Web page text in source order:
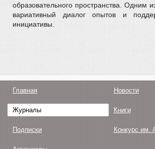
образовательного пространства. Одним
вариативный диалог опытов и
инициативы.
Главная Новости
Журналы Книги
Подписки Конкурс им.